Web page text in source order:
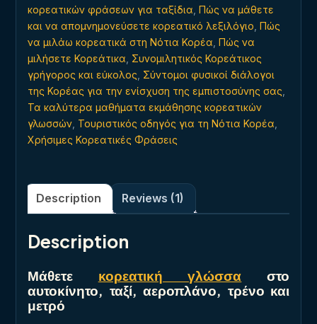
κορεατικών φράσεων για ταξίδια Πώς να μάθετε
και να απομνημονεύσετε κορεατικό λεξιλόγιο Πώς
να μιλάω κορεατικά στη Νότια Κορέα Πώς να
μιλήσετε Κορεάτικα Συνομιλητικός Κορεάτικος
γρήγορος και εύκολος Σύντομοι φυσικοί διάλογοι
της Κορέας για την ενίσχυση της εμπιστοσύνης σας
Τα καλύτερα μαθήματα εκμάθησης κορεατικών
γλωσσών Τουριστικός οδηγός για τη Νότια Κορέα
Χρήσιμες Κορεατικές Φράσεις
Description Reviews (1)
Description
Μάθετε κορεατική γλώσσα στο
αυτοκίνητο, ταξί, αεροπλάνο, τρένο και
μετρό